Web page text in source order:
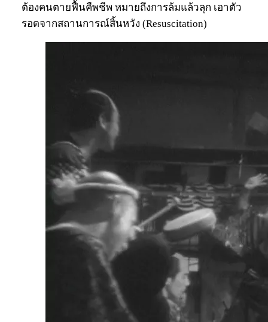
ต้องคนตายฟื้นคืพชีพ หมายถึงการล้มแล้วลุก เอาตัว
รอดจากสถานการณ์สิ้นหวัง (Resuscitation)